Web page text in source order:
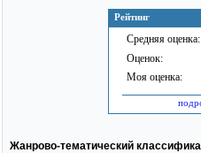
Рейтинг
Средняя оценка:
Оценок:
Моя оценка:
Жанрово-тематический